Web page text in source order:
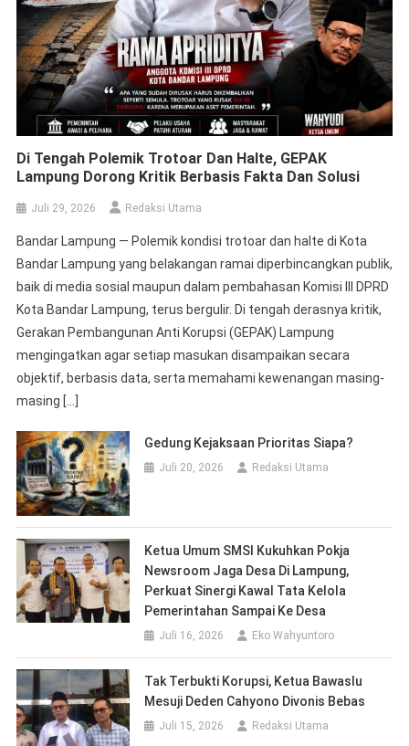
Di Tengah Polemik Trotoar Dan Halte, GEPAK
Lampung Dorong Kritik Berbasis Fakta Dan Solusi
Juli 29, 2026 Redaksi Utama
Bandar Lampung — Polemik kondisi trotoar dan halte di Kota
Bandar Lampung yang belakangan ramai diperbincangkan publik,
baik di media sosial maupun dalam pembahasan Komisi III DPRD
Kota Bandar Lampung, terus bergulir. Di tengah derasnya kritik,
Gerakan Pembangunan Anti Korupsi (GEPAK) Lampung
mengingatkan agar setiap masukan disampaikan secara
objektif, berbasis data, serta memahami kewenangan masing-
masing […]
Gedung Kejaksaan Prioritas Siapa?
Juli 20, 2026 Redaksi Utama
Ketua Umum SMSI Kukuhkan Pokja
Newsroom Jaga Desa Di Lampung,
Perkuat Sinergi Kawal Tata Kelola
Pemerintahan Sampai Ke Desa
Juli 16, 2026 Eko Wahyuntoro
Tak Terbukti Korupsi, Ketua Bawaslu
Mesuji Deden Cahyono Divonis Bebas
Juli 15, 2026 Redaksi Utama